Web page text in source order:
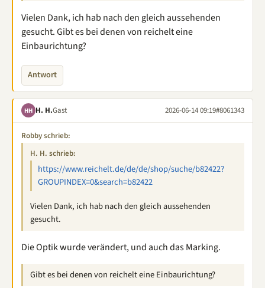
Vielen Dank, ich hab nach den gleich aussehenden
gesucht. Gibt es bei denen von reichelt eine
Einbaurichtung?
Antwort
HH H. H.Gast 2026-06-14 09:19#8061343
Robby schrieb:
H. H. schrieb:
https://www.reichelt.de/de/de/shop/suche/b82422?
GROUPINDEX=0&search=b82422
Vielen Dank, ich hab nach den gleich aussehenden
gesucht.
Die Optik wurde verändert, und auch das Marking.
Gibt es bei denen von reichelt eine Einbaurichtung?